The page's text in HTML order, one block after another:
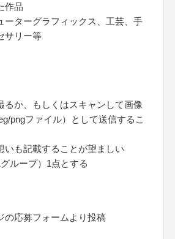
作品
ターグラフィックス、工芸、手
サリー等
か、もしくはスキャンして画像
pngファイル）として送信するこ
も記載することが望ましい
ループ）1点とする
の応募フォームより投稿